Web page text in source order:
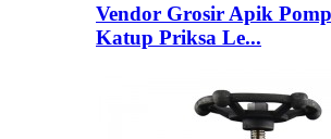
Vendor Grosir Apik
Katup Priksa Le...